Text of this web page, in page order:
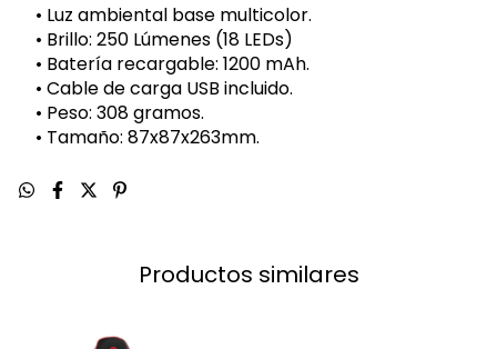
• Luz ambiental base multicolor.
• Brillo: 250 Lúmenes (18 LEDs)
• Batería recargable: 1200 mAh.
• Cable de carga USB incluido.
• Peso: 308 gramos.
• Tamaño: 87x87x263mm.
Productos similares